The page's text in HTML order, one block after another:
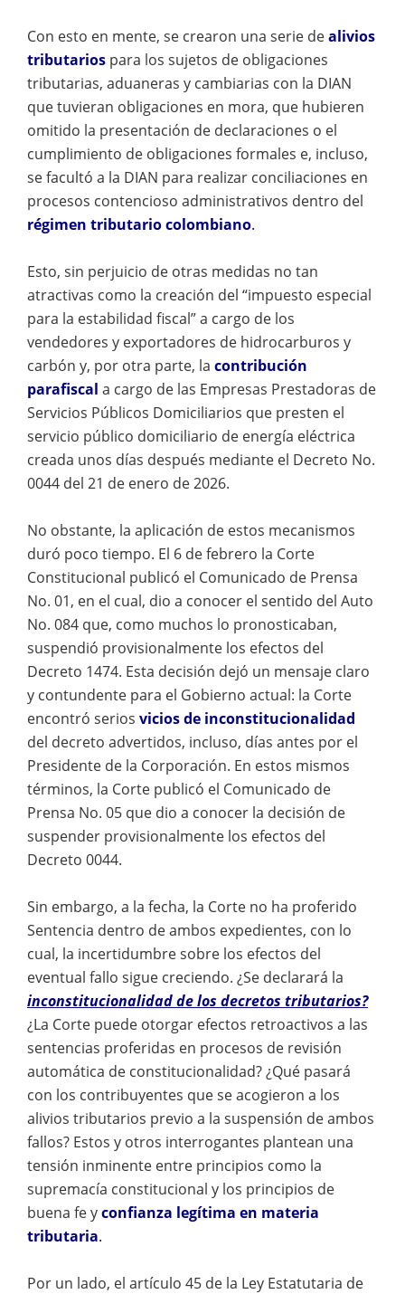
Con esto en mente, se crearon una serie dealivios
tributarios para los sujetos de obligaciones
tributarias, aduaneras y cambiarias con la DIAN
que tuvieran obligaciones en mora, que hubieren
omitido la presentación de declaraciones o el
cumplimiento de obligaciones formales e, incluso,
se facultó a la DIAN para realizar conciliaciones en
procesos contencioso administrativos dentro del
régimen tributario colombiano.
Esto, sin perjuicio de otras medidas no tan
atractivas como la creación del “impuesto especial
para la estabilidad fiscal” a cargo de los
vendedores y exportadores de hidrocarburos y
carbón y, por otra parte, la contribución
parafiscal a cargo de las Empresas Prestadoras de
Servicios Públicos Domiciliarios que presten el
servicio público domiciliario de energía eléctrica
creada unos días después mediante el Decreto No.
0044 del 21 de enero de 2026.
No obstante, la aplicación de estos mecanismos
duró poco tiempo. El 6 de febrero la Corte
Constitucional publicó el Comunicado de Prensa
No. 01, en el cual, dio a conocer el sentido del Auto
No. 084 que, como muchos lo pronosticaban,
suspendió provisionalmente los efectos del
Decreto 1474. Esta decisión dejó un mensaje claro
y contundente para el Gobierno actual: la Corte
encontró serios vicios de inconstitucionalidad
del decreto advertidos, incluso, días antes por el
Presidente de la Corporación. En estos mismos
términos, la Corte publicó el Comunicado de
Prensa No. 05 que dio a conocer la decisión de
suspender provisionalmente los efectos del
Decreto 0044.
Sin embargo, a la fecha, la Corte no ha proferido
Sentencia dentro de ambos expedientes, con lo
cual, la incertidumbre sobre los efectos del
eventual fallo sigue creciendo. ¿Se declarará la
inconstitucionalidad de los decretos tributarios?
¿La Corte puede otorgar efectos retroactivos a las
sentencias proferidas en procesos de revisión
automática de constitucionalidad? ¿Qué pasará
con los contribuyentes que se acogieron a los
alivios tributarios previo a la suspensión de ambos
fallos? Estos y otros interrogantes plantean una
tensión inminente entre principios como la
supremacía constitucional y los principios de
buena fe yconfianza legítima en materia
tributaria.
Por un lado, el artículo 45 de la Ley Estatutaria de